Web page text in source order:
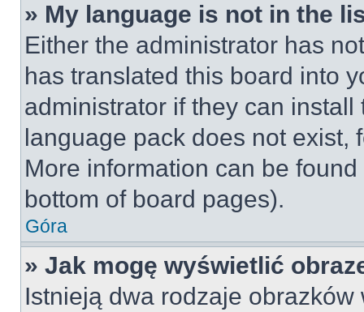
» My language is not in the
Either the administrator has
has translated this board into
administrator if they can
language pack does not exist,
More information can be
bottom of board pages).
Góra
» Jak mogę wyświetlić
Istnieją dwa rodzaje